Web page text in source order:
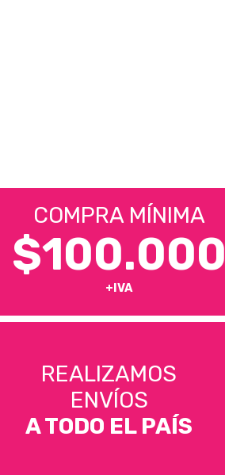
COMPRA MÍNIMA
$100.000
+IVA
REALIZAMOS
ENVÍOS
A TODO EL PAÍS